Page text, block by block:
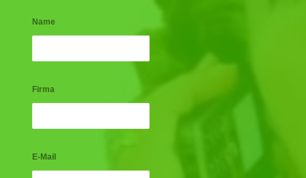
Name
Firma
E-Mail